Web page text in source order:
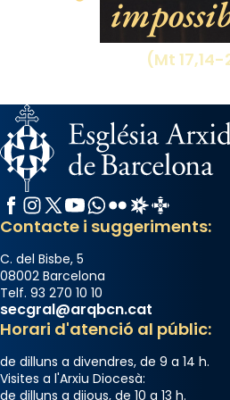
Aquest dilluns, 27 de
missa d’acció de
comitè organitzador de
col·laboradors, a la
L’arquebisbe de
Josep Omella, ha presidit
concelebrat el bisbe
Mons. David Abadías.
Photo
View on Facebook
Arquebisbat de
2 weeks ago
(Mt
Facebook
Instagram
X / Twitter
YouTube
WhatsApp
FlickrRadio Estel
Catalunya
Contacte i suggeriments:
C. del Bisbe, 5
08002 Barcelona
Telf. 93 270 10 10
secgral@arqbcn.cat
Horari d'atenció al públic:
de dilluns a divendres, de 9 a 14 h.
Visites a l'Arxiu Diocesà:
de dilluns a dijous, de 10 a 13 h.